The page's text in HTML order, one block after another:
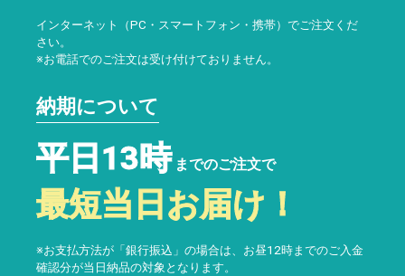
インターネット（PC・スマートフォン・携帯）でご注文くだ
さい。
※お電話でのご注文は受け付けておりません。
納期について
平日13時 までのご注文で
最短当日お届け！
※お支払方法が「銀行振込」の場合は、お昼12時までのご入金
確認分が当日納品の対象となります。